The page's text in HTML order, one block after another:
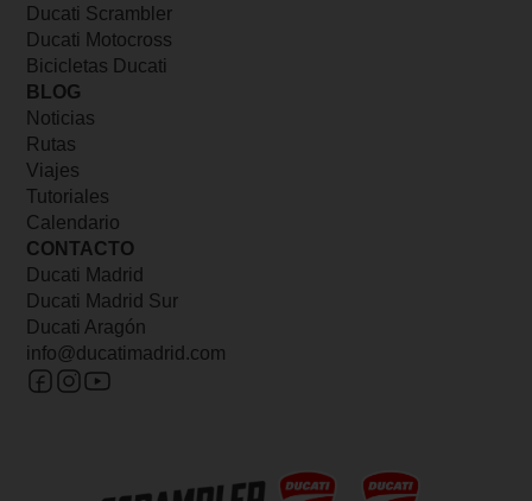
Ducati Scrambler
Ducati Motocross
Bicicletas Ducati
BLOG
Noticias
Rutas
Viajes
Tutoriales
Calendario
CONTACTO
Ducati Madrid
Ducati Madrid Sur
Ducati Aragón
info@ducatimadrid.com